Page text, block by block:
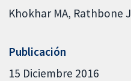
Khokhar MA Rathbone J
Publicación
15 Diciembre 2016